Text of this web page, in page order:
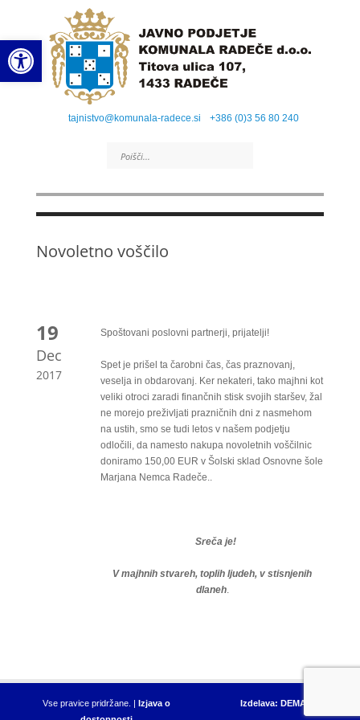
Open toolbar
tajnistvo@komunala-radece.si +386 (0)3 56 80 240
Novoletno voščilo
19
Dec
2017
Spoštovani poslovni partnerji, prijatelji!
Spet je prišel ta čarobni čas, čas praznovanj,
veselja in obdarovanj. Ker nekateri, tako majhni kot
veliki otroci zaradi finančnih stisk svojih staršev, žal
ne morejo preživljati prazničnih dni z nasmehom
na ustih, smo se tudi letos v našem podjetju
odločili, da namesto nakupa novoletnih voščilnic
doniramo 150,00 EUR v Šolski sklad Osnovne šole
Marjana Nemca Radeče..
Sreča je!
V majhnih stvareh, toplih ljudeh, v stisnjenih
dlaneh.
Vse pravice pridržane. |Izjava o
Izdelava: DEMANET